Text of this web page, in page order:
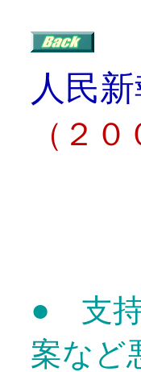
人民新
（２
● 支持
案など